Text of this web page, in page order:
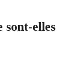
sont-elles